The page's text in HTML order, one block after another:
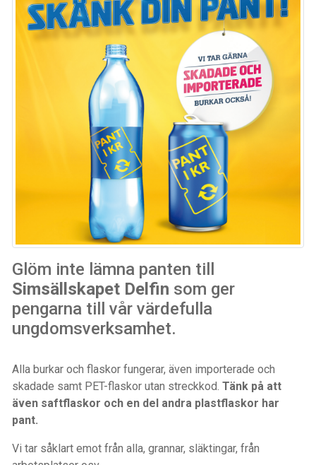
Glöm inte lämna panten till
Simsällskapet Delfin som ger
pengarna till vår värdefulla
ungdomsverksamhet.
Alla burkar och flaskor fungerar, även importerade och
skadade samt PET-flaskor utan streckkod. Tänk på att
även saftflaskor och en del andra plastflaskor har
pant.
Vi tar såklart emot från alla, grannar, släktingar, från